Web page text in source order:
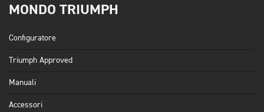
MONDO TRIUMPH
Configuratore
Triumph Approved
Manuali
Accessori